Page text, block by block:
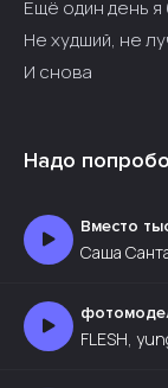
Ещё один день я
Не худший, не
И снова
Надо
Вместо
Саша
FLESH,